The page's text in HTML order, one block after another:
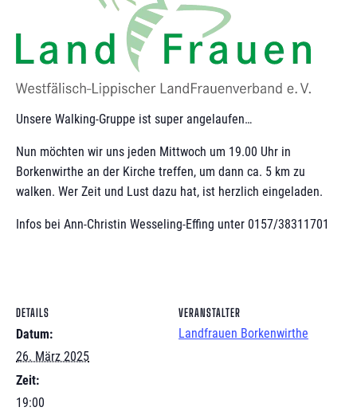
Unsere Walking-Gruppe ist super angelaufen…
Nun möchten wir uns jeden Mittwoch um 19.00 Uhr in
Borkenwirthe an der Kirche treffen, um dann ca. 5 km zu
walken. Wer Zeit und Lust dazu hat, ist herzlich eingeladen.
Infos bei Ann-Christin Wesseling-Effing unter 0157/38311701
DETAILS
Datum:
26. März 2025
Zeit:
19:00
VERANSTALTER
Landfrauen Borkenwirthe